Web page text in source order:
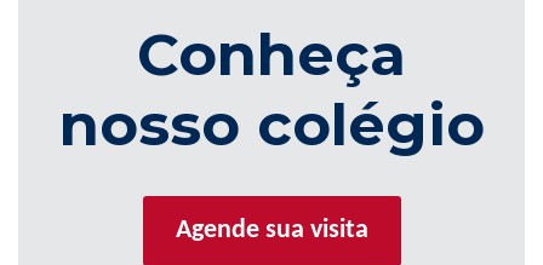
Conheça
nosso colégio
Agende sua visita